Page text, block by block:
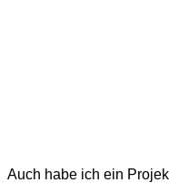
Auch habe ich ein